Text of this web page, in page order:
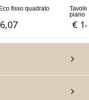
Tavolino DODO ALTO 110h
piano quadrato 60x60 in
polipropilene, colonna in
alluminio anodizzato e
€ 147,54